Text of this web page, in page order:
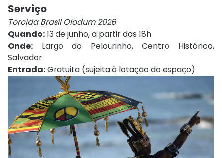
Serviço
Torcida Brasil Olodum 2026
Quando:13 de junho, a partir das 18h
Onde:
Largo do Pelourinho, Centro Histórico,
Salvador
Entrada:Gratuita (sujeita à lotação do espaço)